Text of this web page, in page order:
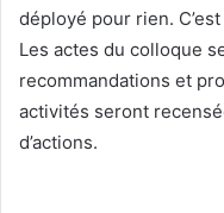
déployé pour rien.
Les actes du colloque
recommandations et
activités seront
d’actions.